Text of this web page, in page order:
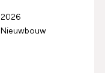
2026
Nieuwbouw